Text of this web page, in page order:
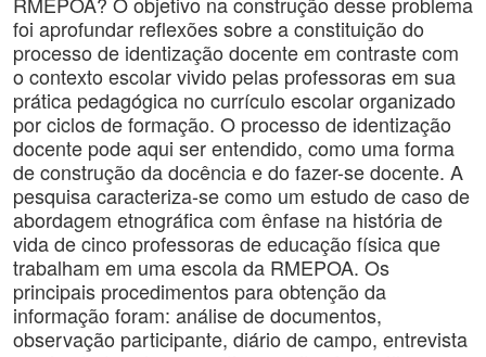
foi aprofundar reflexões sobre a constituição do
processo de identização docente em contraste com
o contexto escolar vivido pelas professoras em sua
prática pedagógica no currículo escolar organizado
por ciclos de formação. O processo de identização
docente pode aqui ser entendido, como uma forma
de construção da docência e do fazer-se docente. A
pesquisa caracteriza-se como um estudo de caso de
abordagem etnográfica com ênfase na história de
vida de cinco professoras de educação física que
trabalham em uma escola da RMEPOA. Os
principais procedimentos para obtenção da
informação foram: análise de documentos,
observação participante, diário de campo, entrevista